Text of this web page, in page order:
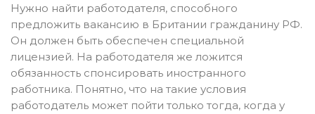
Нужно найти работодателя, способного
предложить вакансию в Британии гражданину РФ.
Он должен быть обеспечен специальной
лицензией. На работодателя же ложится
обязанность спонсировать иностранного
работника. Понятно, что на такие условия
работодатель может пойти только тогда, когда у